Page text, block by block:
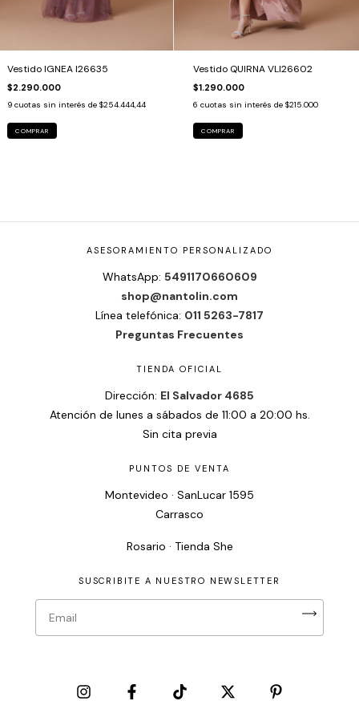
Vestido IGNEA I26635
$2.290.000
9 cuotas sin interés de $254.444,44
COMPRAR
Vestido QUIRNA VLI26602
$1.290.000
6 cuotas sin interés de $215.000
COMPRAR
ASESORAMIENTO PERSONALIZADO
WhatsApp: 5491170660609
shop@nantolin.com
Línea telefónica: 011 5263-7817
Preguntas Frecuentes
TIENDA OFICIAL
Dirección: El Salvador 4685
Atención de lunes a sábados de 11:00 a 20:00 hs.
Sin cita previa
PUNTOS DE VENTA
Montevideo · SanLucar 1595
Carrasco
Rosario · Tienda She
SUSCRIBITE A NUESTRO NEWSLETTER